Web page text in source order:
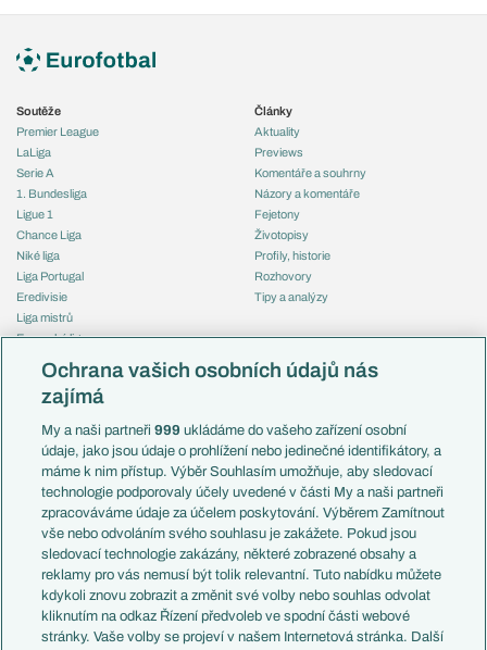
Soutěže
Premier League
LaLiga
Serie A
1. Bundesliga
Ligue 1
Chance Liga
Niké liga
Liga Portugal
Eredivisie
Liga mistrů
Evropská liga
Mistrovství světa
Liga národů
Témata
Představení týmů MS
EuroSkauting
PL v kostce
Evropské koeficienty
Přestupy
Přestupové spekulace
Zranění
Kluby
Články
Aktuality
Previews
Komentáře a souhrny
Názory a komentáře
Fejetony
Životopisy
Profily, historie
Rozhovory
Tipy a analýzy
Česko
Francie
Itálie
Německo
Španělsko
Argentina
Brazílie
Přestupy
Zápasy
Livescore
Ochrana vašich osobních údajů nás
zajímá
My a naši partneři999 ukládáme do vašeho zařízení osobní
údaje, jako jsou údaje o prohlížení nebo jedinečné identifikátory, a
máme k nim přístup. Výběr Souhlasím umožňuje, aby sledovací
technologie podporovaly účely uvedené v části My a naši partneři
zpracováváme údaje za účelem poskytování. Výběrem Zamítnout
vše nebo odvoláním svého souhlasu je zakážete. Pokud jsou
sledovací technologie zakázány, některé zobrazené obsahy a
reklamy pro vás nemusí být tolik relevantní. Tuto nabídku můžete
kdykoli znovu zobrazit a změnit své volby nebo souhlas odvolat
kliknutím na odkaz Řízení předvoleb ve spodní části webové
stránky. Vaše volby se projeví v našem Internetová stránka. Další